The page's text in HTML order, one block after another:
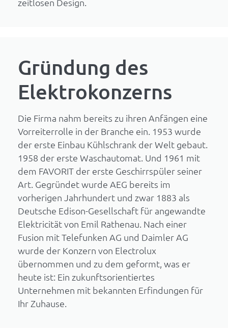
Gründung des
Elektrokonzerns
Die Firma nahm bereits zu ihren Anfängen eine
Vorreiterrolle in der Branche ein. 1953 wurde
der erste Einbau Kühlschrank der Welt gebaut.
1958 der erste Waschautomat. Und 1961 mit
dem FAVORIT der erste Geschirrspüler seiner
Art. Gegründet wurde AEG bereits im
vorherigen Jahrhundert und zwar 1883 als
Deutsche Edison-Gesellschaft für angewandte
Elektricität von Emil Rathenau. Nach einer
Fusion mit Telefunken AG und Daimler AG
wurde der Konzern von Electrolux
übernommen und zu dem geformt, was er
heute ist: Ein zukunftsorientiertes
Unternehmen mit bekannten Erfindungen für
Ihr Zuhause.